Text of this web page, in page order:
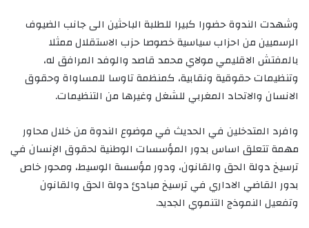
وشهدت الندوة حضورا كبيرا للطلبة الباحثين الى جانب الضيوف
الرسميين من احزاب سياسية خصوصا حزب الاستقلال ممثلا
بالمفتش الاقليمي مولاي محمد قاصد والوفد المرافق له،
وتنظيمات حقوقية ونقابية، كمنظمة تاوسا للمساواة وحقوق
الانسان والاتحاد المغربي للشغل وغيرها من التنظيمات.
وافرد المتدخلين في الحديث في موضوع الندوة من خلال محاور
مهمة تتعلق اساس بدور المؤسسات الوطنية لحقوق الإنسان في
ترسيخ دولة الحق والقانون، ودور مؤسسة الوسيط، ومحور خاص
بدور القاضي الاداري في ترسيخ مبادئ دولة الحق والقانون
وتفعيل النموذج التنموي الجديد.